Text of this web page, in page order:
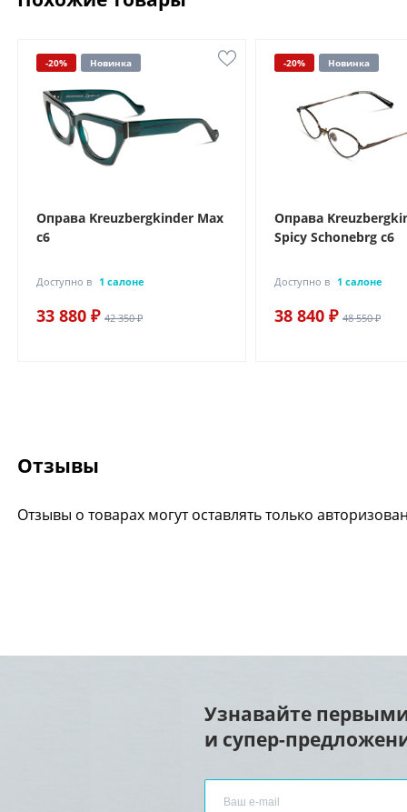
-20% Новинка
Оправа Kreuzbergkinder Max
c6
Доступно в 1 салоне
33 880 ₽ 42 350 ₽
-20% Новинка
Оправа
Spicy Schonebrg c6
Доступно в 1 салоне
38 840 ₽ 48 550 ₽
Отзывы
Отзывы о товарах могут оставлять только
Узнавайте
и супер-